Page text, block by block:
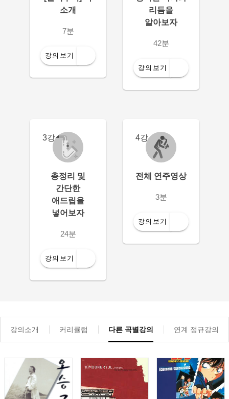
소개
7분
강의보기
리듬을
알아보자
42분
강의보기
3강
총정리 및
간단한
애드립을
넣어보자
24분
강의보기
4강
전체 연주영상
3분
강의보기
강의소개 커리큘럼 다른 곡별강의 연계 정규강의